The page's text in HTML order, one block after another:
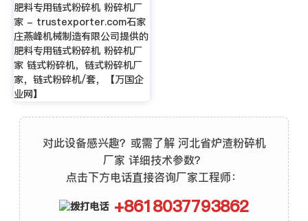
肥料专用链式粉碎机 粉碎机厂
家 - trustexporter.com石家
庄燕峰机械制造有限公司提供的
肥料专用链式粉碎机 粉碎机厂
家 链式粉碎机，链式粉碎机厂
家，链式粉碎机/套，【万国企
业网】
对此设备感兴趣？或需了解 河北省炉渣粉碎机
厂家 详细技术参数？
点击下方电话直接咨询厂家工程师：
+8618037793862